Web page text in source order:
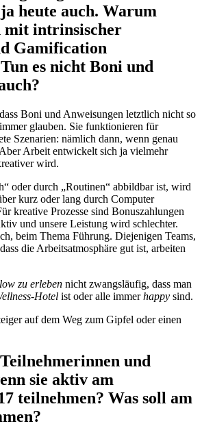
heute auch. Warum
mit intrinsischer
Gamification
es nicht Boni und
Boni und Anweisungen letztlich nicht so
glauben. Sie funktionieren für
Szenarien: nämlich dann, wenn genau
Arbeit entwickelt sich ja vielmehr
wird.
oder durch „Routinen“ abbildbar ist, wird
kurz oder lang durch Computer
kreative Prozesse sind Bonuszahlungen
und unsere Leistung wird schlechter.
beim Thema Führung. Diejenigen Teams,
die Arbeitsatmosphäre gut ist, arbeiten
zu erleben nicht zwangsläufig, dass man
Hotel ist oder alle immerhappy sind.
auf dem Weg zum Gipfel oder einen
und
sie aktiv am
teilnehmen? Was soll am